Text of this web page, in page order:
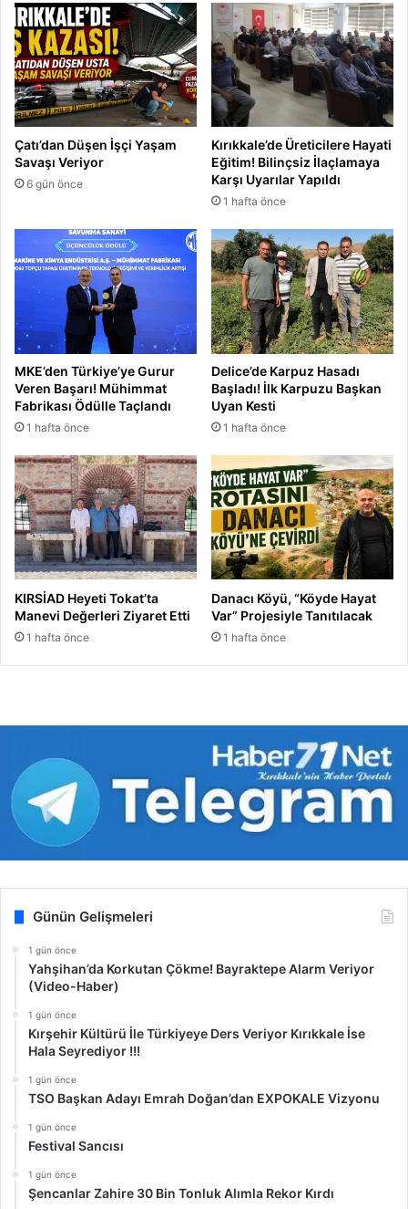
Çatı’dan Düşen İşçi Yaşam
Savaşı Veriyor
6 gün önce
Kırıkkale’de Üreticilere Hayati
Eğitim! Bilinçsiz İlaçlamaya
Karşı Uyarılar Yapıldı
1 hafta önce
MKE’den Türkiye’ye Gurur
Veren Başarı! Mühimmat
Fabrikası Ödülle Taçlandı
1 hafta önce
Delice’de Karpuz Hasadı
Başladı! İlk Karpuzu Başkan
Uyan Kesti
1 hafta önce
KIRSİAD Heyeti Tokat’ta
Manevi Değerleri Ziyaret Etti
1 hafta önce
Danacı Köyü, “Köyde Hayat
Var” Projesiyle Tanıtılacak
1 hafta önce
Günün Gelişmeleri
1 gün önce
Yahşihan’da Korkutan Çökme! Bayraktepe Alarm Veriyor
(Video-Haber)
1 gün önce
Kırşehir Kültürü İle Türkiyeye Ders Veriyor Kırıkkale İse
Hala Seyrediyor !!!
1 gün önce
TSO Başkan Adayı Emrah Doğan’dan EXPOKALE Vizyonu
1 gün önce
Festival Sancısı
1 gün önce
Şencanlar Zahire 30 Bin Tonluk Alımla Rekor Kırdı